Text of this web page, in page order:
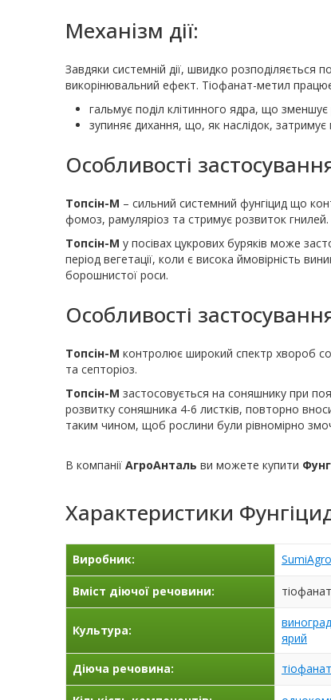
Механiзм дії:
Завдяки системній дії, швидко розподіляється
викорінювальний ефект. Tіофанат-метил
гальмує поділ клітинного ядра, що зменшує
зупиняє дихання, що, як наслідок, затримує
Особливості
Топсін-М – сильний системний фунгіцид що
фомоз, рамуляріоз та стримує розвиток гнилей.
Топсін-М у посівах цукрових буряків може
період вегетації, коли є висока ймовірність
борошнистої роси.
Особливості
Топсін-М контролює широкий спектр хвороб
та септоріоз.
Топсін-М застосовується на соняшнику при
розвитку соняшника 4-6 листків, повторно
таким чином, щоб рослини були рівномірно
В компанії АгроАнталь ви можете купити
Характеристики
Виробник: SumiAgro
Вміст діючої речовини:
Культура:
виноград
ярий
Діюча речовина: